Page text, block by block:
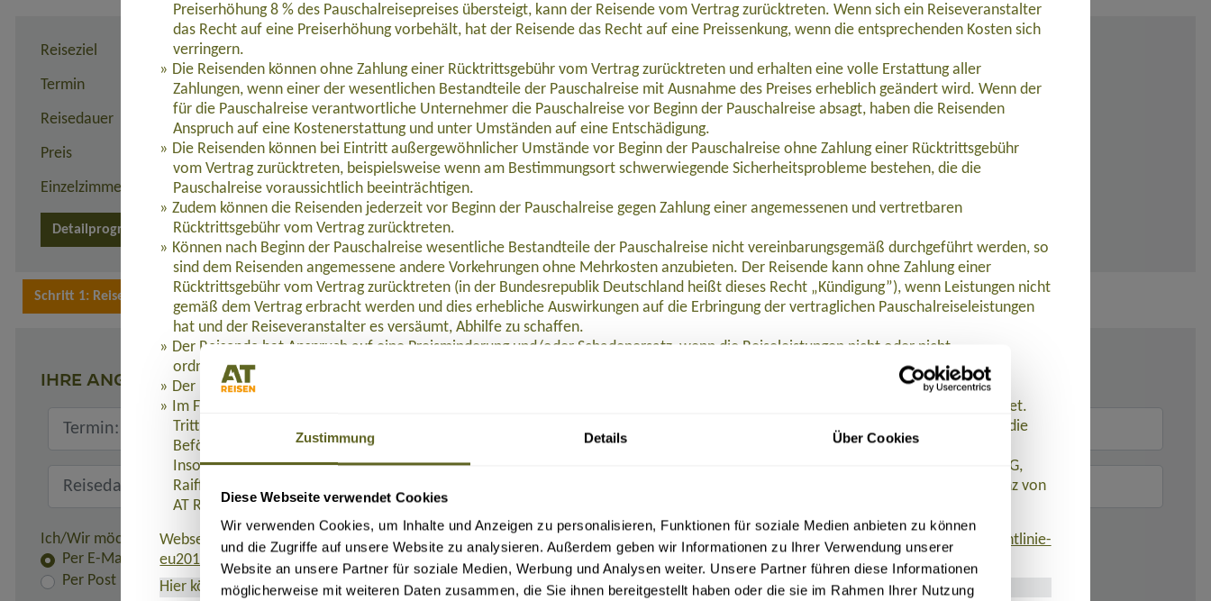
Zustimmung Details Über Cookies
Diese Webseite verwendet Cookies
Wir verwenden Cookies, um Inhalte und Anzeigen zu personalisieren, Funktionen für soziale Medien anbieten zu können
und die Zugriffe auf unsere Website zu analysieren. Außerdem geben wir Informationen zu Ihrer Verwendung unserer
Website an unsere Partner für soziale Medien, Werbung und Analysen weiter. Unsere Partner führen diese Informationen
möglicherweise mit weiteren Daten zusammen, die Sie ihnen bereitgestellt haben oder die sie im Rahmen Ihrer Nutzung
Reiseziel Auf den Spuren der „Big Five“ (AFBW004)
Termin individuell
Reisedauer individuell
Preis 9.790,00 Euro zzgl. Flug ab 1.050,00 Euro
Einzelzimmerzuschlag 1.790,00 Euro
Detailprogramm 2024 Detailprogramm 2025
IHRE ANGABEN
Ich/Wir möchte(n) die Rechnung und alle Unterlagen erhalten:
Per E-Mail
Per Post
Preiserhöhung 8 % des Pauschalreisepreises übersteigt, kann der Reisende vom Vertrag zurücktreten. Wenn sich ein Reiseveranstalter
das Recht auf eine Preiserhöhung vorbehält, hat der Reisende das Recht auf eine Preissenkung, wenn die entsprechenden Kosten sich
verringern.
Die Reisenden können ohne Zahlung einer Rücktrittsgebühr vom Vertrag zurücktreten und erhalten eine volle Erstattung aller
Zahlungen, wenn einer der wesentlichen Bestandteile der Pauschalreise mit Ausnahme des Preises erheblich geändert wird. Wenn der
für die Pauschalreise verantwortliche Unternehmer die Pauschalreise vor Beginn der Pauschalreise absagt, haben die Reisenden
Anspruch auf eine Kostenerstattung und unter Umständen auf eine Entschädigung.
Die Reisenden können bei Eintritt außergewöhnlicher Umstände vor Beginn der Pauschalreise ohne Zahlung einer Rücktrittsgebühr
vom Vertrag zurücktreten, beispielsweise wenn am Bestimmungsort schwerwiegende Sicherheitsprobleme bestehen, die die
Pauschalreise voraussichtlich beeinträchtigen.
Zudem können die Reisenden jederzeit vor Beginn der Pauschalreise gegen Zahlung einer angemessenen und vertretbaren
Rücktrittsgebühr vom Vertrag zurücktreten.
Können nach Beginn der Pauschalreise wesentliche Bestandteile der Pauschalreise nicht vereinbarungsgemäß durchgeführt werden, so
sind dem Reisenden angemessene andere Vorkehrungen ohne Mehrkosten anzubieten. Der Reisende kann ohne Zahlung einer
Rücktrittsgebühr vom Vertrag zurücktreten (in der Bundesrepublik Deutschland heißt dieses Recht „Kündigung”), wenn Leistungen nicht
gemäß dem Vertrag erbracht werden und dies erhebliche Auswirkungen auf die Erbringung der vertraglichen Pauschalreiseleistungen
hat und der Reiseveranstalter es versäumt, Abhilfe zu schaffen.
Der Reisende hat Anspruch auf eine Preisminderung und/oder Schadenersatz, wenn die Reiseleistungen nicht oder nicht
ordnungsgemäß erbracht werden.
Der Reiseveranstalter leistet dem Reisenden Beistand, wenn dieser sich in Schwierigkeiten befindet.
Im Fall der Insolvenz des Reiseveranstalters oder in einigen Mitgliedstaaten des Reisevermittlers werden Zahlungen zurückerstattet.
Tritt die Insolvenz des Reiseveranstalters oder, sofern einschlägig, des Reisevermittlers nach Beginn der Pauschalreise ein und ist die
Beförderung Bestandteil der Pauschalreise, so wird die Rückbeförderung der Reisenden gewährleistet. AT REISEN GmbH hat eine
Insolvenzabsicherung mit R+V Allgemeine Versicherung AG abgeschlossen. Die Reisenden können R+V Allgemeine Versicherung AG,
Raiffeisenplatz 1, 65189 Wiesbaden, Tel. 0611 533 5859, info@ruv.de kontaktieren, wenn ihnen Leistungen aufgrund der Insolvenz von
AT REISEN GmbH verweigert werden.
Webseite, auf der die Richtlinie (EU) 2015/2302 in der in das nationale Recht umgesetzten Form zu finden ist:
www.umsetzung-richtlinie-
eu2015-2302.de
Hier können Sie das Formblattals PDF herunterladen.